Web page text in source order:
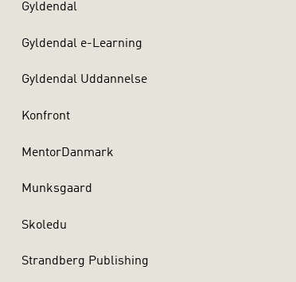
Gyldendal
Gyldendal e-Learning
Gyldendal Uddannelse
Konfront
MentorDanmark
Munksgaard
Skoledu
Strandberg Publishing